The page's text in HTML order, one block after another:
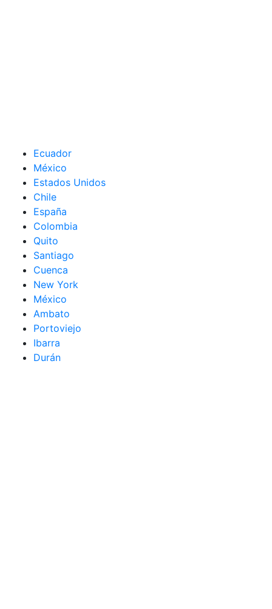
Ecuador
México
Estados Unidos
Chile
España
Colombia
Quito
Santiago
Cuenca
New York
México
Ambato
Portoviejo
Ibarra
Durán